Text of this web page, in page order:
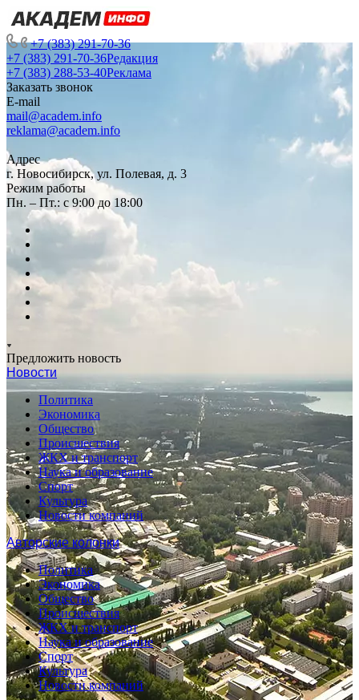
+7 (383) 291-70-36
+7 (383) 291-70-36Редакция
+7 (383) 288-53-40Реклама
Заказать звонок
E-mail
mail@academ.info
reklama@academ.info
Адрес
г. Новосибирск, ул. Полевая, д. 3
Режим работы
Пн. – Пт.: с 9:00 до 18:00
Предложить новость
Новости
Политика
Экономика
Общество
Происшествия
ЖКХ и транспорт
Наука и образование
Спорт
Культура
Новости компаний
Авторские колонки
Политика
Экономика
Общество
Происшествия
ЖКХ и транспорт
Наука и образование
Спорт
Культура
Новости компаний